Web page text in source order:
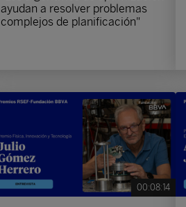
ayudan a resolver problemas
complejos de planificación"
00:08:14